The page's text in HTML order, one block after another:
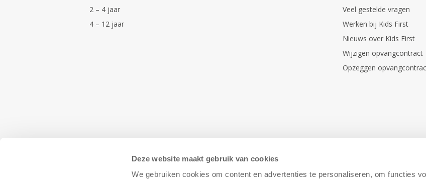
Deze website maakt gebruik van cookies
We gebruiken cookies om content en advertenties te personaliseren, om functies
2 – 4 jaar
4 – 12 jaar
Veel gestelde vragen
Werken bij Kids First
Nieuws over Kids First
Wijzigen opvangcontract
Opzeggen